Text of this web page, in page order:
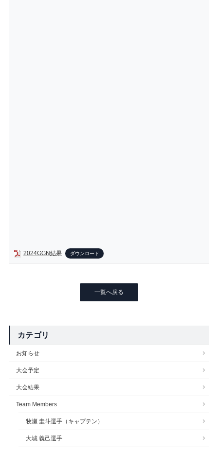
2024GGN結果 ダウンロード
一覧へ戻る
カテゴリ
お知らせ
大会予定
大会結果
Team Members
牧瀬 圭斗選手（キャプテン）
大城 義己選手